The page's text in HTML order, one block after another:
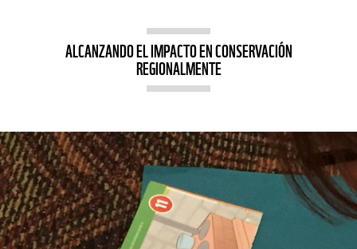
ALCANZANDO EL IMPACTO EN CONSERVACIÓN
REGIONALMENTE